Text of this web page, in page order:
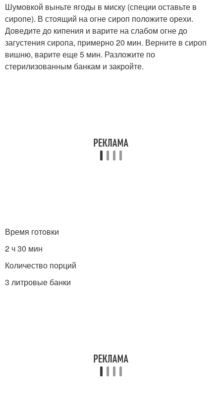
Шумовкой выньте ягоды в миску (специи оставьте в
сиропе). В стоящий на огне сироп положите орехи.
Доведите до кипения и варите на слабом огне до
загустения сиропа, примерно 20 мин. Верните в сироп
вишню, варите еще 5 мин. Разложите по
стерилизованным банкам и закройте.
Время готовки
2 ч 30 мин
Количество порций
3 литровые банки